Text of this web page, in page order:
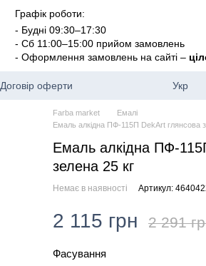
Графік роботи:
- Будні 09:30–17:30
- Сб 11:00–15:00 прийом замовлень
- Оформлення замовлень на сайті –
Договір оферти Укр
Farba market
Емалі
Емаль алкідна ПФ-115П DekArt глянсова
Емаль алкідна ПФ-
зелена 25 кг
Немає в наявності Артикул:
2 115 грн 2 291
Фасування